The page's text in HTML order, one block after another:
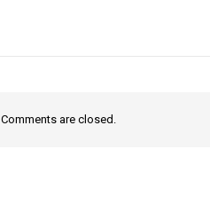
Comments are closed.